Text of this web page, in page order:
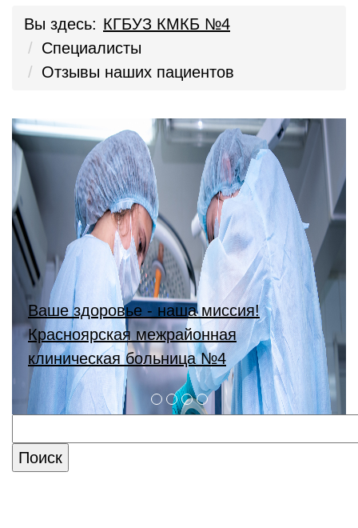
Вы здесь: КГБУЗ КМКБ №4
Специалисты
Отзывы наших пациентов
Ваше здоровье - наша миссия!
Красноярская межрайонная
клиническая больница №4